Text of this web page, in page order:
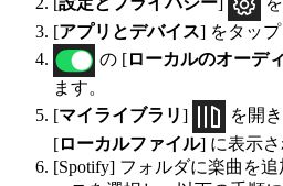
[アプリとデバイス] をタップ
の [ローカルのオーデ
ます。
[マイライブラリ]
を開
[ローカルファイル] に表示さ
[Spotify] フォルダに楽曲を